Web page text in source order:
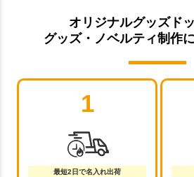
オリジナルグッズド
グッズ・ノベルティ制作
1
最短2日で名入れ出荷